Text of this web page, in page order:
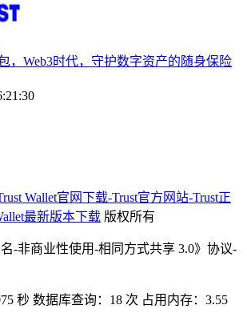
，Web3时代，守护数字资产的随身保险
Wallet官网下载-Trust官方网站-Trust正
最新版本下载 版权所有
-非商业性使用-相同方式共享 3.0》协议-
秒 数据库查询：18 次 占用内存：3.55